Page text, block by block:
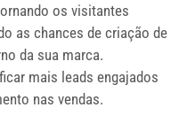
os visitantes
as chances de criação de
da sua marca.
mais leads engajados
nas vendas.